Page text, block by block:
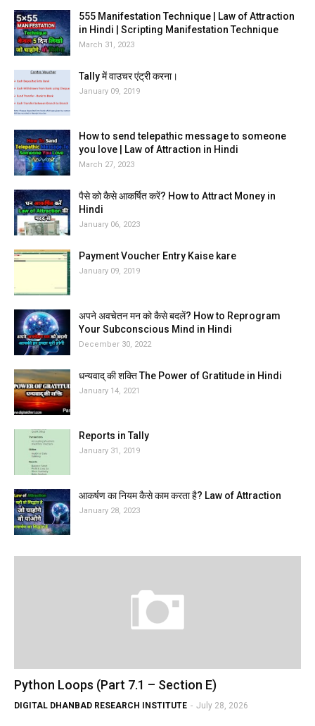
555 Manifestation Technique | Law of Attraction
in Hindi | Scripting Manifestation Technique
March 31, 2023
Tally में वाउचर एंट्री करना।
January 09, 2019
How to send telepathic message to someone
you love | Law of Attraction in Hindi
March 27, 2023
पैसे को कैसे आकर्षित करें? How to Attract Money in
Hindi
January 06, 2023
Payment Voucher Entry Kaise kare
January 09, 2019
अपने अवचेतन मन को कैसे बदलें? How to Reprogram
Your Subconscious Mind in Hindi
December 30, 2022
धन्यवाद् की शक्ति The Power of Gratitude in Hindi
January 14, 2021
Reports in Tally
January 31, 2019
आकर्षण का नियम कैसे काम करता है? Law of Attraction
January 28, 2023
Python Loops (Part 7.1 – Section E)
DIGITAL DHANBAD RESEARCH INSTITUTE - July 28, 2026